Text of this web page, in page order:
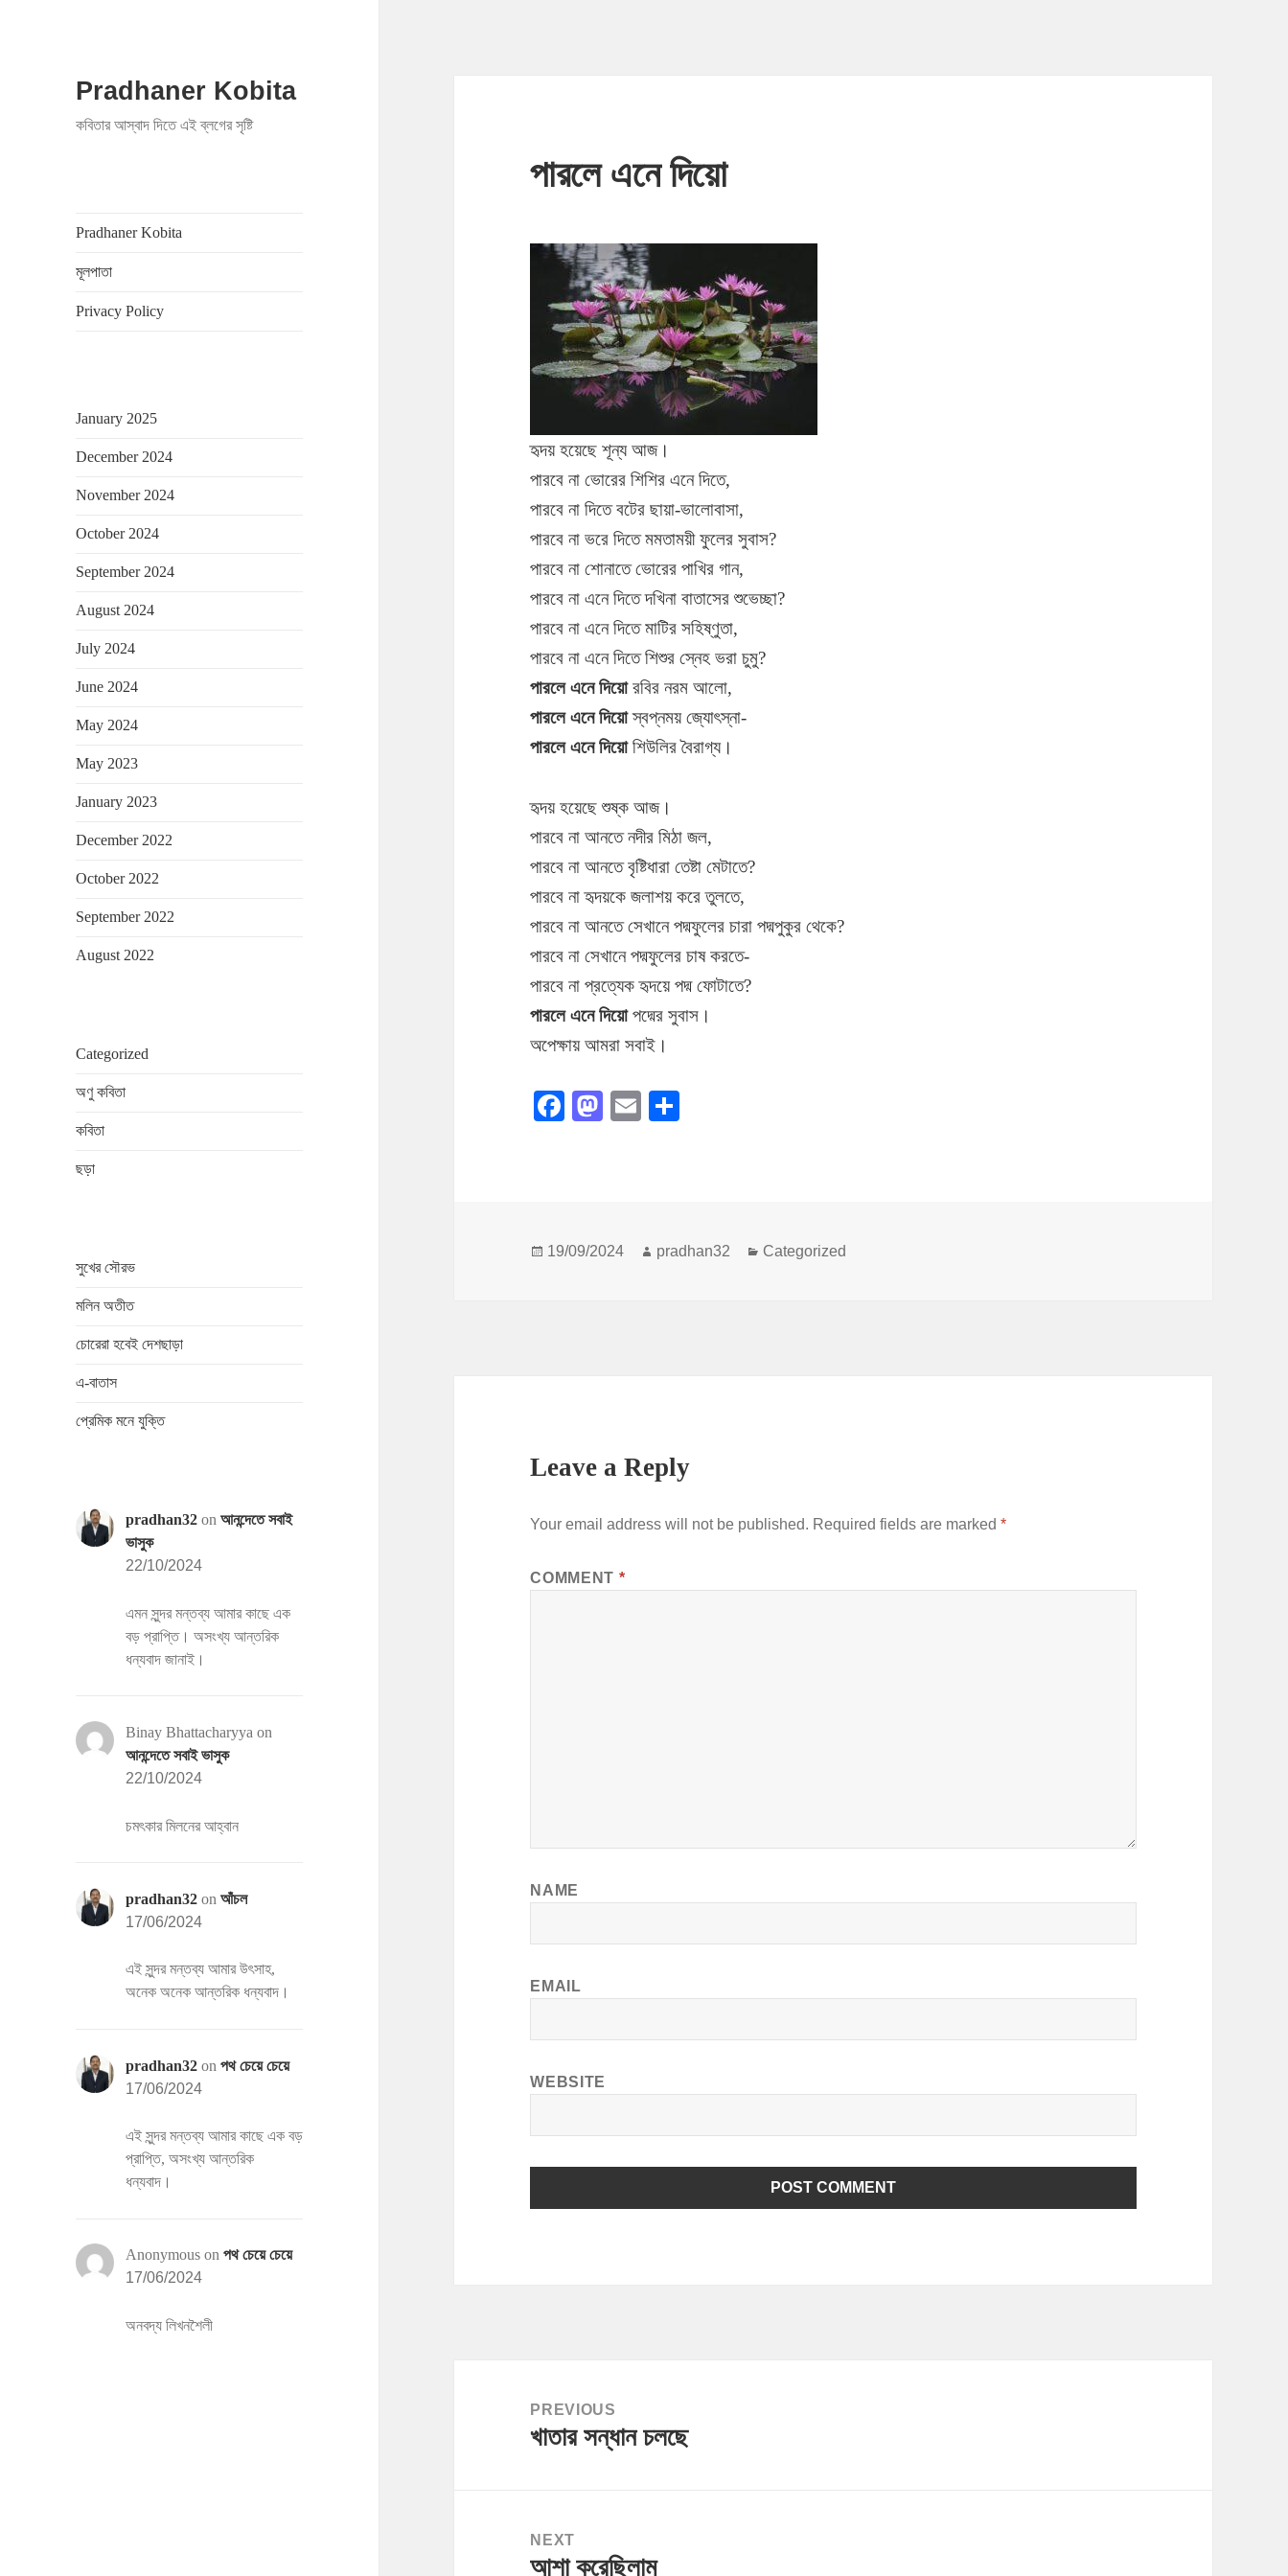
Pradhaner Kobita
কবিতার আস্বাদ দিতে এই ব্লগের সৃষ্টি
Pradhaner Kobita
মূলপাতা
Privacy Policy
January 2025
December 2024
November 2024
October 2024
September 2024
August 2024
July 2024
June 2024
May 2024
May 2023
January 2023
December 2022
October 2022
September 2022
August 2022
Categorized
অণু কবিতা
কবিতা
ছড়া
সুখের সৌরভ
মলিন অতীত
চোরেরা হবেই দেশছাড়া
এ-বাতাস
প্রেমিক মনে যুক্তি
pradhan32 onআনন্দেতে সবাই
ভাসুক
22/10/2024
এমন সুন্দর মন্তব্য আমার কাছে এক
বড় প্রাপ্তি। অসংখ্য আন্তরিক
ধন্যবাদ জানাই।
Binay Bhattacharyya on
আনন্দেতে সবাই ভাসুক
22/10/2024
চমৎকার মিলনের আহ্বান
pradhan32 onআঁচল
17/06/2024
এই সুন্দর মন্তব্য আমার উৎসাহ,
অনেক অনেক আন্তরিক ধন্যবাদ।
pradhan32 onপথ চেয়ে চেয়ে
17/06/2024
এই সুন্দর মন্তব্য আমার কাছে এক বড়
প্রাপ্তি, অসংখ্য আন্তরিক
ধন্যবাদ।
Anonymous onপথ চেয়ে চেয়ে
17/06/2024
অনবদ্য লিখনশৈলী
পারলে এনে দিয়ো
হৃদয় হয়েছে শূন্য আজ।
পারবে না ভোরের শিশির এনে দিতে,
পারবে না দিতে বটের ছায়া-ভালোবাসা,
পারবে না ভরে দিতে মমতাময়ী ফুলের সুবাস?
পারবে না শোনাতে ভোরের পাখির গান,
পারবে না এনে দিতে দখিনা বাতাসের শুভেচ্ছা?
পারবে না এনে দিতে মাটির সহিষ্ণুতা,
পারবে না এনে দিতে শিশুর স্নেহ ভরা চুমু?
পারলে এনে দিয়োরবির নরম আলো,
পারলে এনে দিয়োস্বপ্নময় জ্যোৎস্না-
পারলে এনে দিয়োশিউলির বৈরাগ্য।
হৃদয় হয়েছে শুষ্ক আজ।
পারবে না আনতে নদীর মিঠা জল,
পারবে না আনতে বৃষ্টিধারা তেষ্টা মেটাতে?
পারবে না হৃদয়কে জলাশয় করে তুলতে,
পারবে না আনতে সেখানে পদ্মফুলের চারা পদ্মপুকুর থেকে?
পারবে না সেখানে পদ্মফুলের চাষ করতে-
পারবে না প্রত্যেক হৃদয়ে পদ্ম ফোটাতে?
পারলে এনে দিয়োপদ্মের সুবাস।
অপেক্ষায় আমরা সবাই।
Fa M
E
Posted
19/09/2024 Author
pradhan32 Categories
Categorized
Leave a Reply
Your email address will not be published. Required fields are marked*
COMMENT *
NAME
EMAIL
WEBSITE
navigationPREVIOUS
Previous
খাতার সন্ধান চলছে
NEXT
Next
আশা করেছিলাম